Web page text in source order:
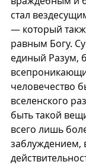
стал
— который
равным Богу.
единый Разум,
человечество
вселенского
быть такой
всего лишь
заблуждением,